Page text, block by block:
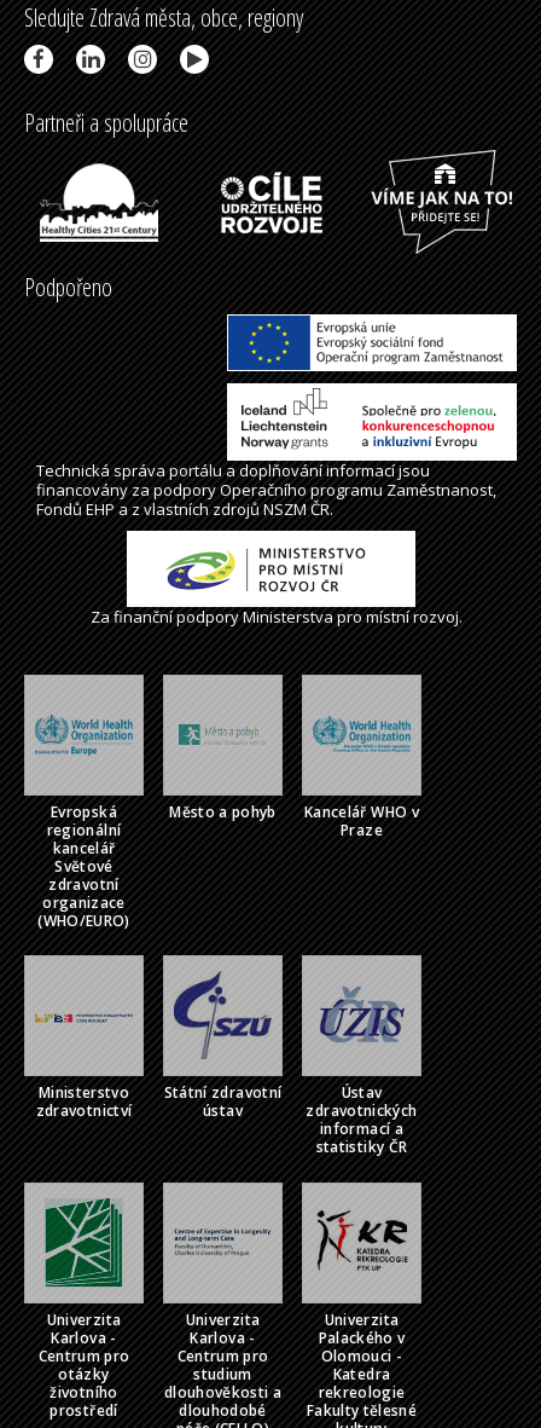
Sledujte Zdravá města, obce, regiony
Partneři a spolupráce
Podpořeno
Technická správaportálua doplňování informací jsou
financovány za podpory Operačního programu Zaměstnanost,
Fondů EHP a z vlastních zdrojů NSZM ČR.
Za finanční podpory Ministerstva pro místní rozvoj.
Evropská
regionální
kancelář
Světové
zdravotní
organizace
(WHO/EURO)
Město a pohyb
Kancelář WHO v
Praze
Ministerstvo
zdravotnictví
Státní zdravotní
ústav
Ústav
zdravotnických
informací a
statistiky ČR
Univerzita
Karlova -
Centrum pro
otázky
životního
prostředí
Univerzita
Karlova -
Centrum pro
studium
dlouhověkosti a
dlouhodobé
Univerzita
Palackého v
Olomouci -
Katedra
rekreologie
Fakulty tělesné